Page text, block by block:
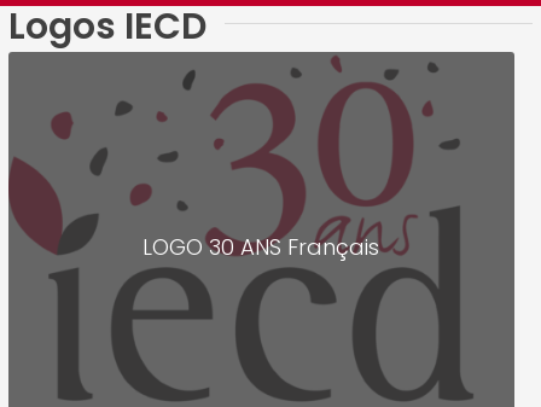
Logos IECD
LOGO 30 ANS Français